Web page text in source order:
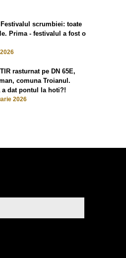
Festivalul scrumbiei: toate
Prima - festivalul a fost o
rasturnat pe DN 65E,
comuna Troianul.
a dat pontul la hoti?!
2026